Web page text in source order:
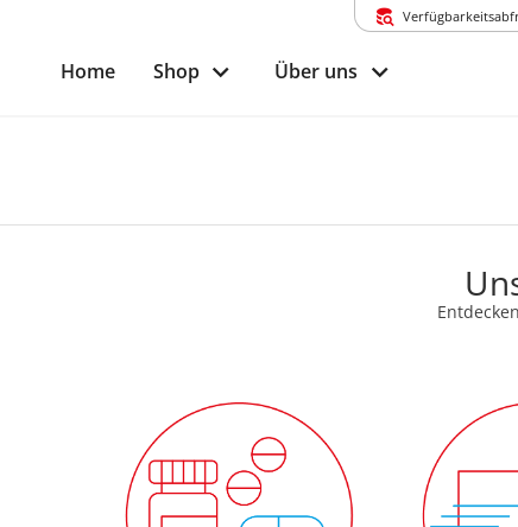
Home Shop Über uns